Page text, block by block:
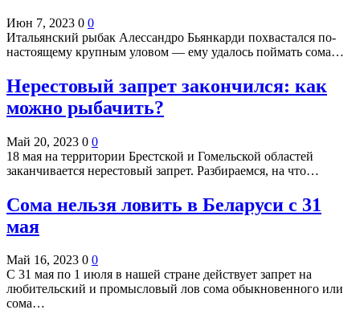
Июн 7, 2023 0 0
Итальянский рыбак Алессандро Бьянкарди похвастался по-
настоящему крупным уловом — ему удалось поймать сома…
Нерестовый запрет закончился: как
можно рыбачить?
Май 20, 2023 0 0
18 мая на территории Брестской и Гомельской областей
заканчивается нерестовый запрет. Разбираемся, на что…
Сома нельзя ловить в Беларуси с 31
мая
Май 16, 2023 0 0
С 31 мая по 1 июля в нашей стране действует запрет на
любительский и промысловый лов сома обыкновенного или
сома…